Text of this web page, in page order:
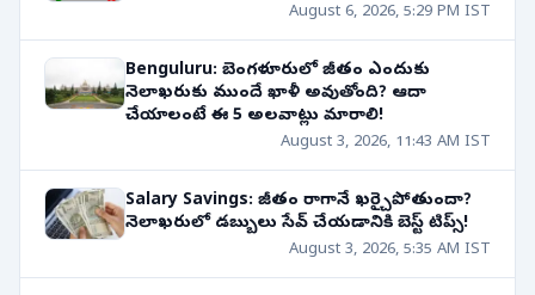
August 6, 2026, 5:29 PM IST
Benguluru: బెంగళూరులో జీతం ఎందుకు
నెలాఖరుకు ముందే ఖాళీ అవుతోంది? ఆదా
చేయాలంటే ఈ 5 అలవాట్లు మారాలి!
August 3, 2026, 11:43 AM IST
Salary Savings: జీతం రాగానే ఖర్చైపోతుందా?
నెలాఖరులో డబ్బులు సేవ్ చేయడానికి బెస్ట్ టిప్స్!
August 3, 2026, 5:35 AM IST